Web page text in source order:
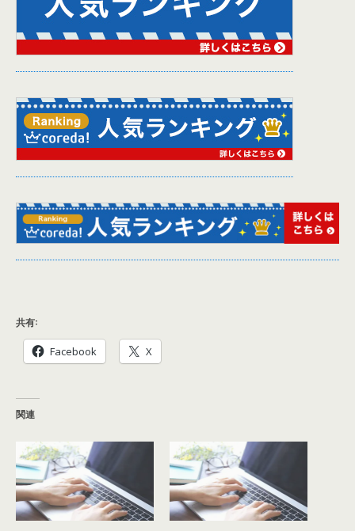
共有:
Facebook X
関連